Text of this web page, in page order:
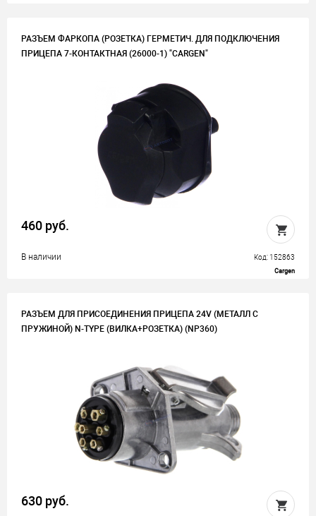
РАЗЪЕМ ФАРКОПА (РОЗЕТКА) ГЕРМЕТИЧ. ДЛЯ ПОДКЛЮЧЕНИЯ
ПРИЦЕПА 7-КОНТАКТНАЯ (26000-1) "CARGEN"
460 руб.
В наличии Код: 152863
Cargen
РАЗЪЕМ ДЛЯ ПРИСОЕДИНЕНИЯ ПРИЦЕПА 24V (МЕТАЛЛ С
ПРУЖИНОЙ) N-TYPE (ВИЛКА+РОЗЕТКА) (NP360)
630 руб.